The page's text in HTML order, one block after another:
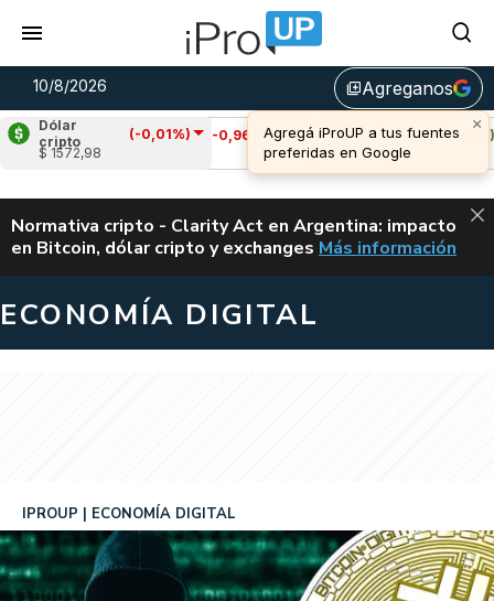
10/8/2026 library_addAgreganos
Dólar
cripto
(-0,01%)
$ 1572,98
Cardano
(-0,96%)
u$s 0,20
Avalanche
(0,54%)
u$s 6,53
ALERTA
Normativa cripto - Clarity Act en Argentina: impacto
en Bitcoin, dólar cripto y exchanges CLARITY ACT EN
Más información
ECONOMÍA DIGITAL
IPROUP ECONOMÍA DIGITAL